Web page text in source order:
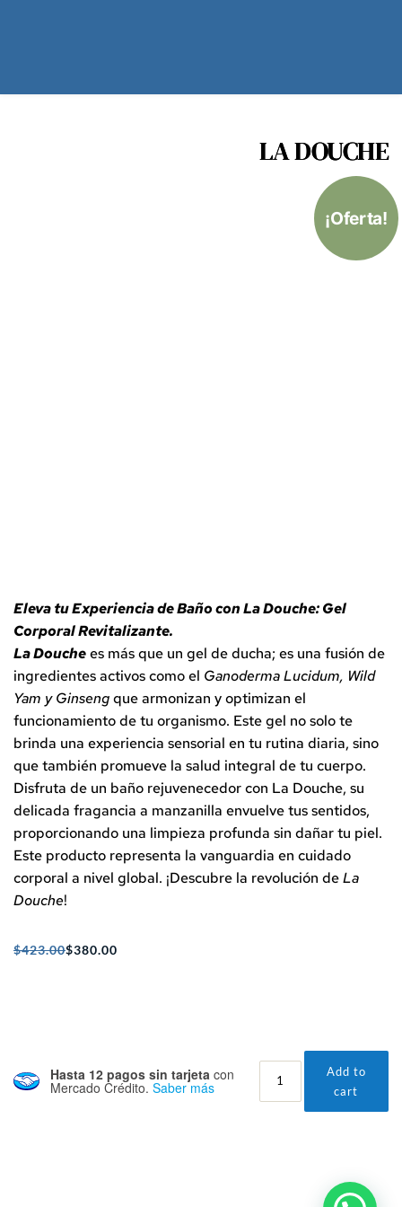
LA DOUCHE
¡Oferta!
Eleva tu Experiencia de Baño con La Douche: Gel
Corporal Revitalizante.
La Douchees más que un gel de ducha; es una fusión de
ingredientes activos como el Ganoderma Lucidum, Wild
Yam y Ginsengque armonizan y optimizan el
funcionamiento de tu organismo. Este gel no solo te
brinda una experiencia sensorial en tu rutina diaria, sino
que también promueve la salud integral de tu cuerpo.
Disfruta de un baño rejuvenecedor con La Douche, su
delicada fragancia a manzanilla envuelve tus sentidos,
proporcionando una limpieza profunda sin dañar tu piel.
Este producto representa la vanguardia en cuidado
corporal a nivel global. ¡Descubre la revolución deLa
Douche!
$423.00
Original
$380.00
Current
Hasta 12 pagos sin tarjeta con
Mercado Crédito. Saber más
DOUCHE
quantity
Add to
cart